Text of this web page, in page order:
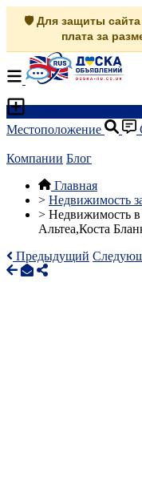
🛡️ Для защиты сайта
плата за
Местоположение
Компании Блог
Главная
> Недвижимость
> Недвижимость
Альтеа,Коста
Предыдущий